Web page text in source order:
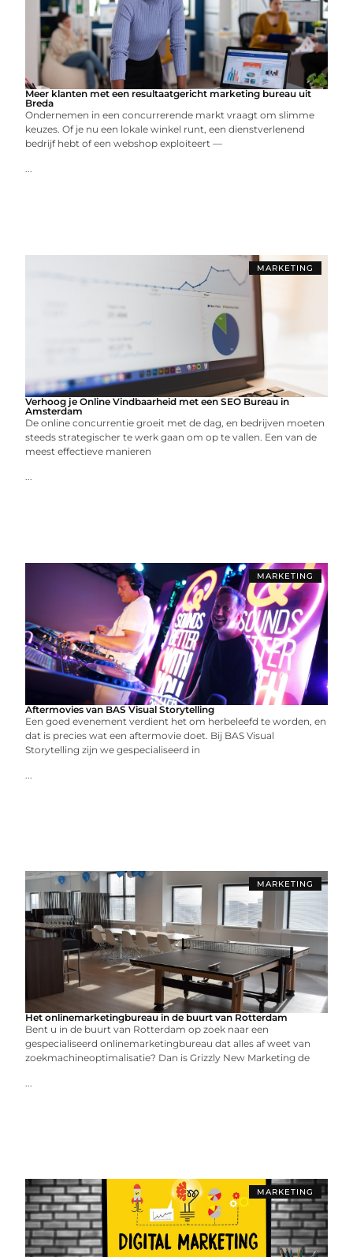
Meer klanten met een resultaatgericht marketing bureau uit
Breda
Ondernemen in een concurrerende markt vraagt om slimme
keuzes. Of je nu een lokale winkel runt, een dienstverlenend
bedrijf hebt of een webshop exploiteert —
...
MARKETING
Verhoog je Online Vindbaarheid met een SEO Bureau in
Amsterdam
De online concurrentie groeit met de dag, en bedrijven moeten
steeds strategischer te werk gaan om op te vallen. Een van de
meest effectieve manieren
...
MARKETING
Aftermovies van BAS Visual Storytelling
Een goed evenement verdient het om herbeleefd te worden, en
dat is precies wat een aftermovie doet. Bij BAS Visual
Storytelling zijn we gespecialiseerd in
...
MARKETING
Het onlinemarketingbureau in de buurt van Rotterdam
Bent u in de buurt van Rotterdam op zoek naar een
gespecialiseerd onlinemarketingbureau dat alles af weet van
zoekmachineoptimalisatie? Dan is Grizzly New Marketing de
...
MARKETING